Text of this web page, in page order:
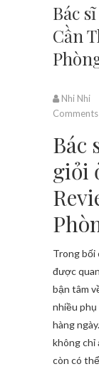
Bác
Cần
Nhi Nhi
Comments
Bác
giỏi
Trong bối
được
bận tâm
nhiều
hàng
không chỉ
còn có